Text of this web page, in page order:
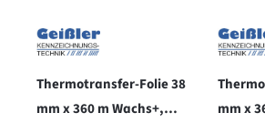
Thermotransfer-Folie 38
mm x 360 m Wachs+,
mm x